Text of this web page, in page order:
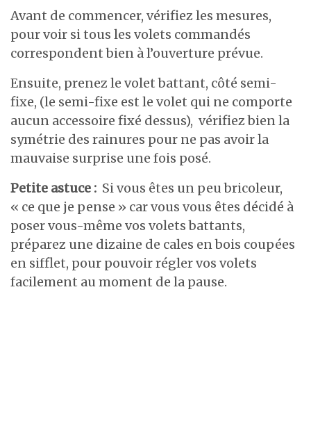
Avant de commencer, vérifiez les mesures,
pour voir si tous les volets commandés
correspondent bien à l’ouverture prévue.
Ensuite, prenez le volet battant, côté semi-
fixe, (le semi-fixe est le volet qui ne comporte
aucun accessoire fixé dessus), vérifiez bien la
symétrie des rainures pour ne pas avoir la
mauvaise surprise une fois posé.
Petite astuce : Si vous êtes un peu bricoleur,
« ce que je pense » car vous vous êtes décidé à
poser vous-même vos volets battants,
préparez une dizaine de cales en bois coupées
en sifflet, pour pouvoir régler vos volets
facilement au moment de la pause.